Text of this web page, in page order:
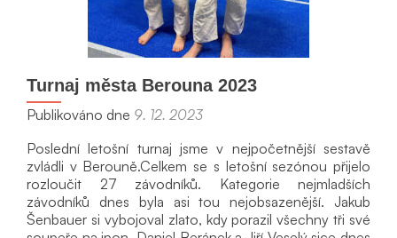
Turnaj města Berouna 2023
Publikováno dne 9. 12. 2023
Poslední letošní turnaj jsme v nejpočetnější sestavě
zvládli v Berouně.Celkem se s letošní sezónou přijelo
rozloučit 27 závodníků. Kategorie nejmladších
závodníků dnes byla asi tou nejobsazenější. Jakub
Šenbauer si vybojoval zlato, kdy porazil všechny tři své